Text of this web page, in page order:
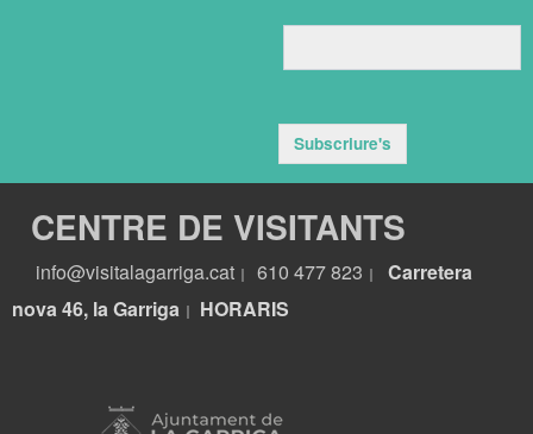
Subscriure's
CENTRE DE VISITANTS
info@visitalagarriga.cat 610 477 823
Carretera
nova 46, la Garriga
HORARIS